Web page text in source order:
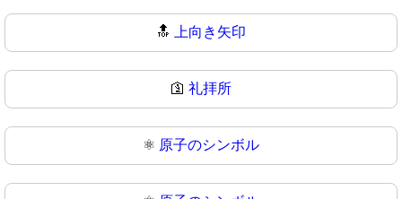
🔝 上向き矢印
🛐 礼拝所
⚛️ 原子のシンボル